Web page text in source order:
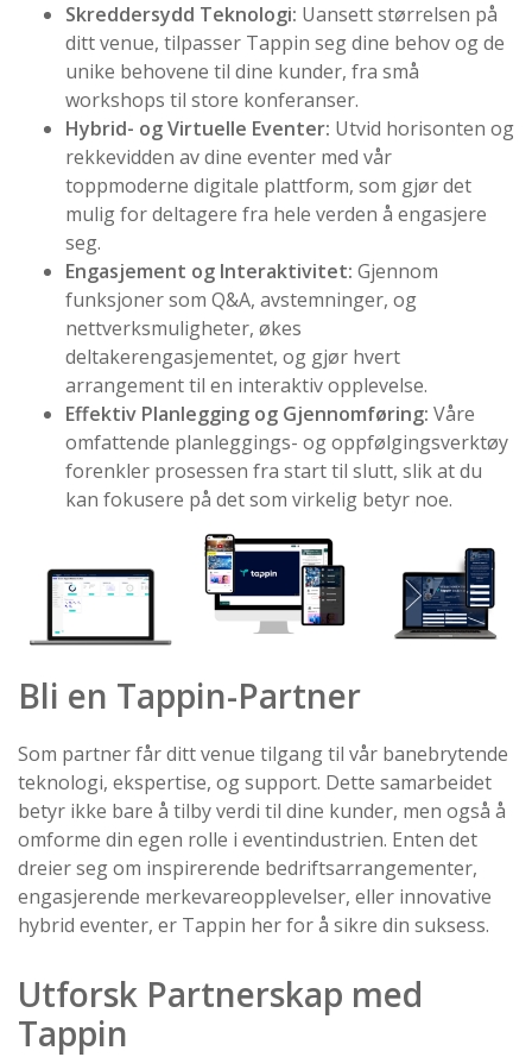
Skreddersydd Teknologi: Uansett størrelsen på
ditt venue, tilpasser Tappin seg dine behov og de
unike behovene til dine kunder, fra små
workshops til store konferanser.
Hybrid- og Virtuelle Eventer: Utvid horisonten og
rekkevidden av dine eventer med vår
toppmoderne digitale plattform, som gjør det
mulig for deltagere fra hele verden å engasjere
seg.
Engasjement og Interaktivitet: Gjennom
funksjoner som Q&A, avstemninger, og
nettverksmuligheter, økes
deltakerengasjementet, og gjør hvert
arrangement til en interaktiv opplevelse.
Effektiv Planlegging og Gjennomføring: Våre
omfattende planleggings- og oppfølgingsverktøy
forenkler prosessen fra start til slutt, slik at du
kan fokusere på det som virkelig betyr noe.
Bli en Tappin-Partner
Som partner får ditt venue tilgang til vår banebrytende
teknologi, ekspertise, og support. Dette samarbeidet
betyr ikke bare å tilby verdi til dine kunder, men også å
omforme din egen rolle i eventindustrien. Enten det
dreier seg om inspirerende bedriftsarrangementer,
engasjerende merkevareopplevelser, eller innovative
hybrid eventer, er Tappin her for å sikre din suksess.
Utforsk Partnerskap med
Tappin